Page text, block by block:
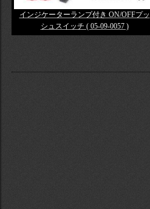
インジケーターランプ付き ON/OFFプッ
シュスイッチ ( 05-09-0057 )